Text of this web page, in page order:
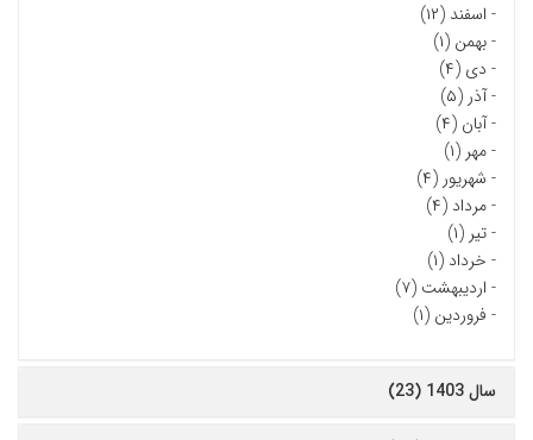
- اسفند (۱۲)
-بهمن (۱)
- دی (۴)
-آذر (۵)
-آبان (۴)
-مهر (۱)
- شهریور (۴)
-مرداد (۴)
-تیر (۱)
- خرداد (۱)
- اردیبهشت (۷)
- فروردین (۱)
سال 1403 (23)